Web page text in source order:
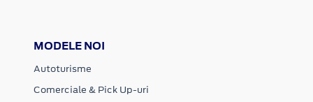
MODELE NOI
Autoturisme
Comerciale & Pick Up-uri